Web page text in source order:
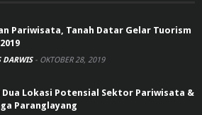
Pariwisata, Tanah Datar Gelar Tuorism
DARWIS - OKTOBER 28, 2019
Dua Lokasi Potensial Sektor Pariwisata &
Paranglayang